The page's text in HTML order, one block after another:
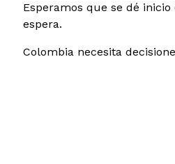
Esperamos que se dé
espera.
Colombia necesita